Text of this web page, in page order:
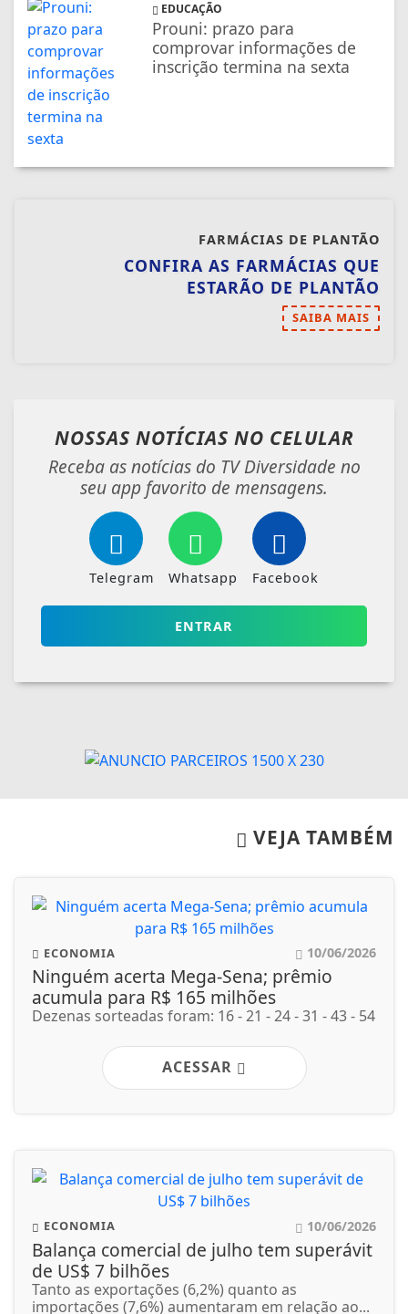
EDUCAÇÃO
Prouni: prazo para
comprovar informações de
inscrição termina na sexta
FARMÁCIAS DE PLANTÃO
CONFIRA AS FARMÁCIAS QUE
ESTARÃO DE PLANTÃO
SAIBA MAIS
NOSSAS NOTÍCIAS NO CELULAR
Receba as notícias do TV Diversidade no
seu app favorito de mensagens.
Telegram Whatsapp Facebook
ENTRAR
VEJA TAMBÉM
ECONOMIA 10/06/2026
Ninguém acerta Mega-Sena; prêmio
acumula para R$ 165 milhões
Dezenas sorteadas foram: 16 - 21 - 24 - 31 - 43 - 54
ACESSAR
ECONOMIA 10/06/2026
Balança comercial de julho tem superávit
de US$ 7 bilhões
Tanto as exportações (6,2%) quanto as
importações (7,6%) aumentaram em relação ao...